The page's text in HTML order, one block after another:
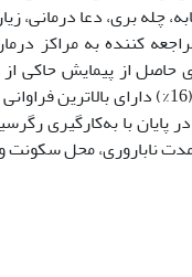
چله بری، دعا
مراجعه کننده به مراکز
پایان با به‌کارگیری
ناباروری، محل سکونت